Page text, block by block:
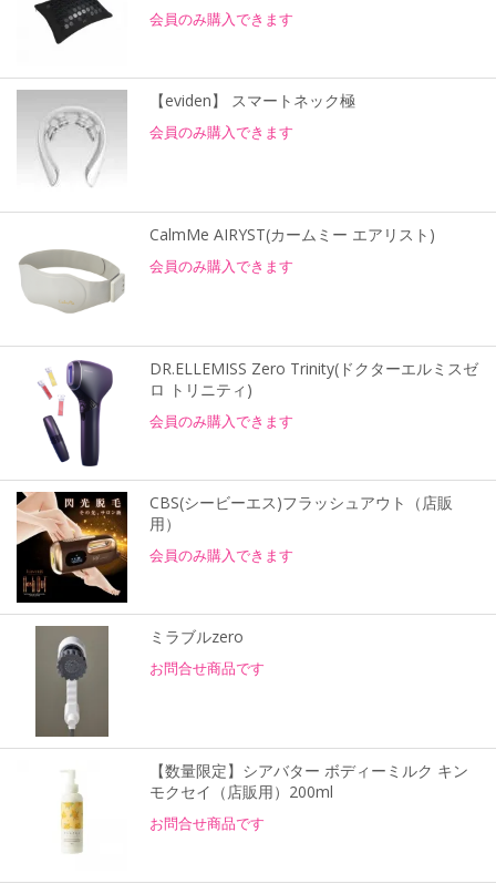
会員のみ購入できます
【eviden】 スマートネック極
会員のみ購入できます
CalmMe AIRYST(カームミー エアリスト)
会員のみ購入できます
DR.ELLEMISS Zero Trinity(ドクターエルミスゼ
ロ トリニティ)
会員のみ購入できます
CBS(シービーエス)フラッシュアウト（店販
用）
会員のみ購入できます
ミラブルzero
お問合せ商品です
【数量限定】シアバター ボディーミルク キン
モクセイ（店販用）200ml
お問合せ商品です